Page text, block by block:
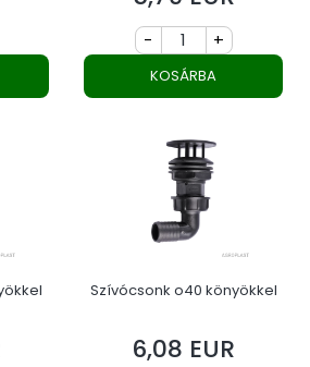
- +
KOSÁRBA
Szívócsonk o40 könyökkel
Ár
6,08 EUR